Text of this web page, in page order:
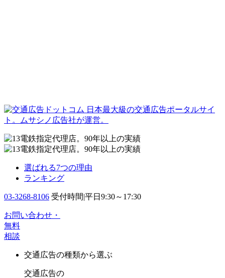
日本最大級の交通広告ポータルサイ
ト。ムサシノ広告社が運営。
選ばれる7つの理由
ランキング
03-3268-8106 受付時間|平日9:30～17:30
お問い合わせ・
無料
相談
交通広告の種類から選ぶ
交通広告の